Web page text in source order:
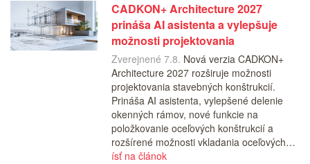
CADKON+ Architecture 2027
prináša AI asistenta a vylepšuje
možnosti projektovania
Zverejnené 7.8. Nová verzia CADKON+
Architecture 2027 rozširuje možnosti
projektovania stavebných konštrukcií.
Prináša AI asistenta, vylepšené delenie
okenných rámov, nové funkcie na
položkovanie oceľových konštrukcií a
rozšírené možnosti vkladania oceľových…
ísť na článok